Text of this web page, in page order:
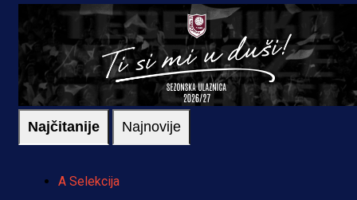
Najčitanije Najnovije
A Selekcija